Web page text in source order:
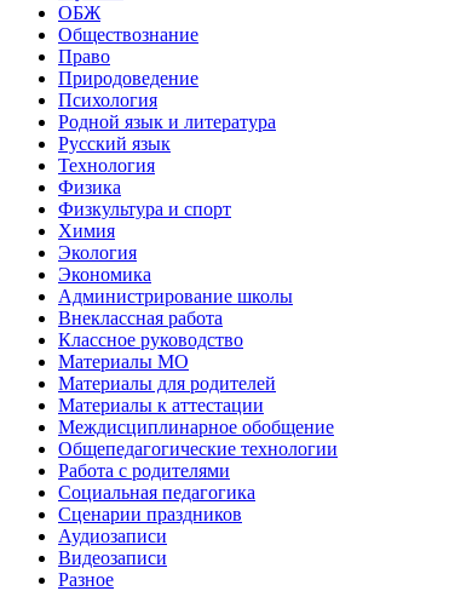
ОБЖ
Обществознание
Право
Природоведение
Психология
Родной язык и литература
Русский язык
Технология
Физика
Физкультура и спорт
Химия
Экология
Экономика
Администрирование школы
Внеклассная работа
Классное руководство
Материалы МО
Материалы для родителей
Материалы к аттестации
Междисциплинарное обобщение
Общепедагогические технологии
Работа с родителями
Социальная педагогика
Сценарии праздников
Аудиозаписи
Видеозаписи
Разное